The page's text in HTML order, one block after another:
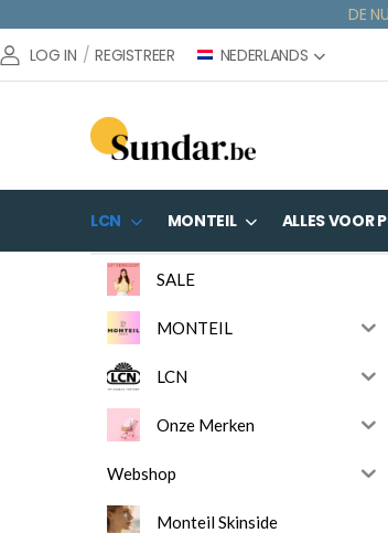
DE
LOG IN / REGISTREER NEDERLANDS
LCN MONTEIL ALLES VOOR
SALE
MONTEIL
LCN
Onze Merken
Webshop
Monteil Skinside